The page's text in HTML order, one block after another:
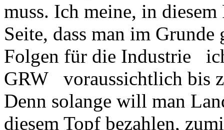
muss. Ich meine, in
Seite, dass man im
Folgen für die Industrie
GRW voraussichtlich bis
Denn solange will man
diesem Topf bezahlen,